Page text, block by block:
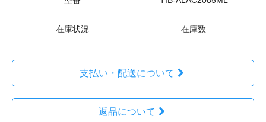
在庫状況 在庫数
支払い・配送について
返品について